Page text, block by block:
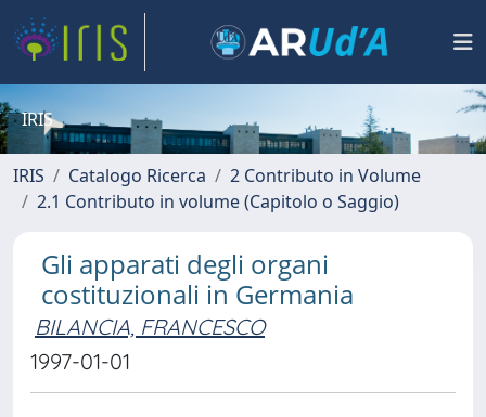
IRIS
IRIS Catalogo Ricerca
2 Contributo in Volume
2.1 Contributo in volume (Capitolo o Saggio)
Gli apparati degli organi
costituzionali in Germania
BILANCIA, FRANCESCO
1997-01-01